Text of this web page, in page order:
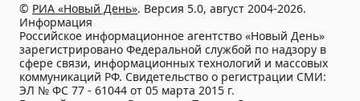
© РИА «Новый День». Версия 5.0, август 2004-2026.
Информация
Российское информационное агентство «Новый День»
зарегистрировано Федеральной службой по надзору в
сфере связи, информационных технологий и массовых
коммуникаций РФ. Свидетельство о регистрации СМИ:
ЭЛ № ФС 77 - 61044 от 05 марта 2015 г.